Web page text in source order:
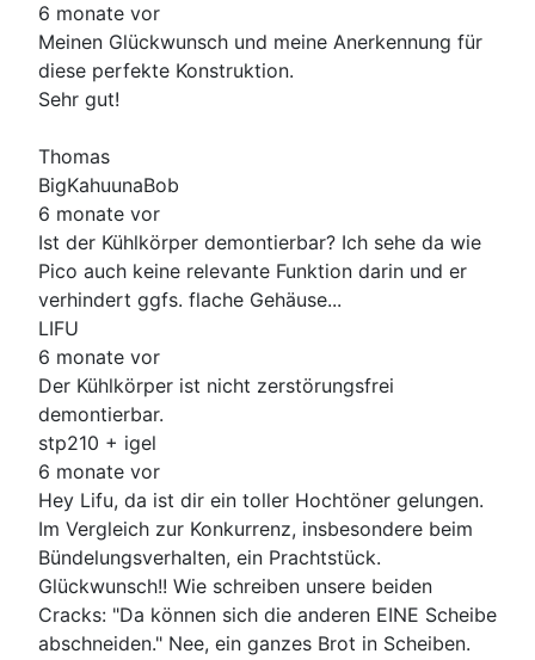
6 monate vor
Meinen Glückwunsch und meine Anerkennung für
diese perfekte Konstruktion.
Sehr gut!
Thomas
BigKahuunaBob
6 monate vor
Ist der Kühlkörper demontierbar? Ich sehe da wie
Pico auch keine relevante Funktion darin und er
verhindert ggfs. flache Gehäuse...
LIFU
6 monate vor
Der Kühlkörper ist nicht zerstörungsfrei
demontierbar.
stp210 + igel
6 monate vor
Hey Lifu, da ist dir ein toller Hochtöner gelungen.
Im Vergleich zur Konkurrenz, insbesondere beim
Bündelungsverhalten, ein Prachtstück.
Glückwunsch!! Wie schreiben unsere beiden
Cracks: "Da können sich die anderen EINE Scheibe
abschneiden." Nee, ein ganzes Brot in Scheiben.